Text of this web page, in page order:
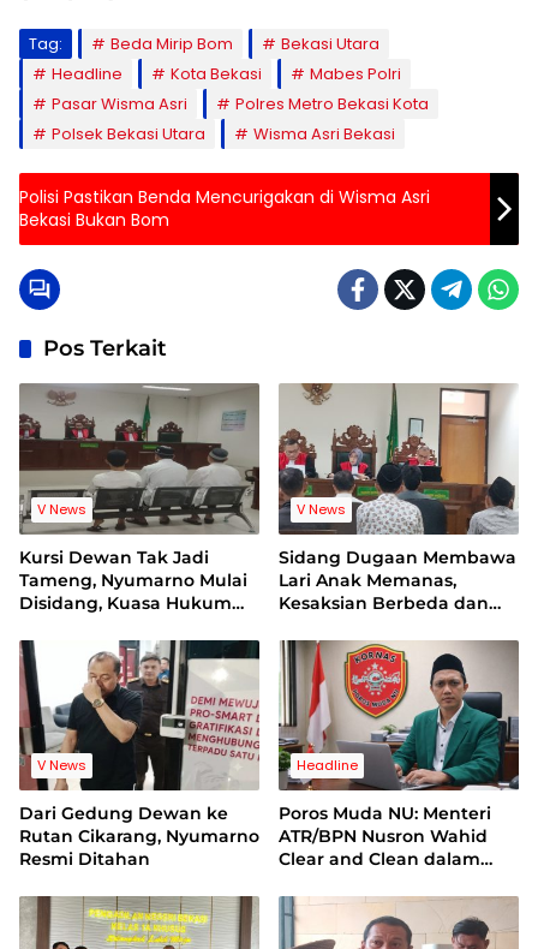
Tag: Beda Mirip Bom
Bekasi Utara
Headline
Kota Bekasi
Mabes Polri
Pasar Wisma Asri
Polres Metro Bekasi Kota
Polsek Bekasi Utara
Wisma Asri Bekasi
Polisi Pastikan Benda Mencurigakan di Wisma Asri
Bekasi Bukan Bom
Pos Terkait
V News
Kursi Dewan Tak Jadi
Tameng, Nyumarno Mulai
Disidang, Kuasa Hukum
Hukum Bebas Intervensi
V News
Sidang Dugaan Membawa
Lari Anak Memanas,
Kesaksian Berbeda dan
V News
Dari Gedung Dewan ke
Rutan Cikarang, Nyumarno
Resmi Ditahan
Headline
Poros Muda NU: Menteri
ATR/BPN Nusron Wahid
Clear and Clean dalam
Kuansing